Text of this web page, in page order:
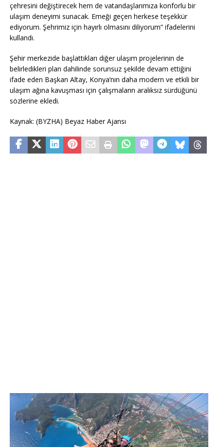
çehresini değiştirecek hem de vatandaşlarımıza konforlu bir
ulaşım deneyimi sunacak. Emeği geçen herkese teşekkür
ediyorum. Şehrimiz için hayırlı olmasını diliyorum” ifadelerini
kullandı.
Şehir merkezide başlattıkları diğer ulaşım projelerinin de
belirledikleri plan dahilinde sorunsuz şekilde devam ettiğini
ifade eden Başkan Altay, Konya’nın daha modern ve etkili bir
ulaşım ağına kavuşması için çalışmaların aralıksız sürdüğünü
sözlerine ekledi.
Kaynak: (BYZHA) Beyaz Haber Ajansı